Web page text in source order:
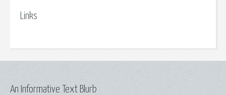
Links
An Informative Text Blurb